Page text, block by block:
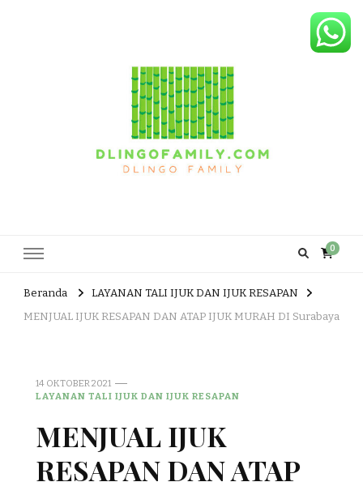
0
Beranda
LAYANAN TALI IJUK DAN IJUK RESAPAN
MENJUAL IJUK RESAPAN DAN ATAP IJUK MURAH DI Surabaya
14 OKTOBER 2021
LAYANAN TALI IJUK DAN IJUK RESAPAN
MENJUAL IJUK
RESAPAN DAN ATAP